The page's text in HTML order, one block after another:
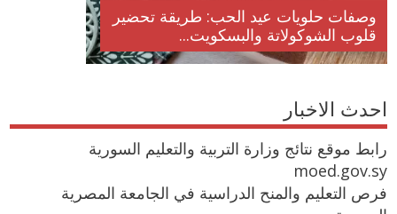
وصفات حلويات عيد الحب: طريقة تحضير
قلوب الشوكولاتة والبسكويت...
احدث الاخبار
رابط موقع نتائج وزارة التربية والتعليم السورية
moed.gov.sy
فرص التعليم والمنح الدراسية في الجامعة المصرية